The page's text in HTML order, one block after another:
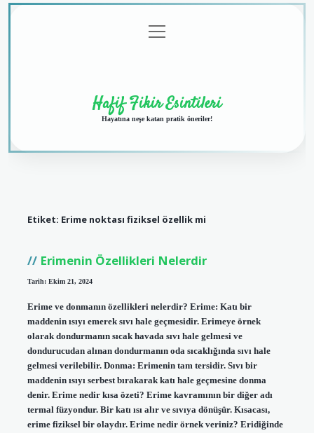
menüyü
aç
Hafif Fikir Esintileri
Hayatına neşe katan pratik öneriler!
Etiket: Erime noktası fiziksel özellik mi
Erimenin Özellikleri Nelerdir
Tarih: Ekim 21, 2024
Erime ve donmanın özellikleri nelerdir? Erime: Katı bir
maddenin ısıyı emerek sıvı hale geçmesidir. Erimeye örnek
olarak dondurmanın sıcak havada sıvı hale gelmesi ve
dondurucudan alınan dondurmanın oda sıcaklığında sıvı hale
gelmesi verilebilir. Donma: Erimenin tam tersidir. Sıvı bir
maddenin ısıyı serbest bırakarak katı hale geçmesine donma
denir. Erime nedir kısa özeti? Erime kavramının bir diğer adı
termal füzyondur. Bir katı ısı alır ve sıvıya dönüşür. Kısacası,
erime fiziksel bir olaydır. Erime nedir örnek veriniz? Eridiğinde